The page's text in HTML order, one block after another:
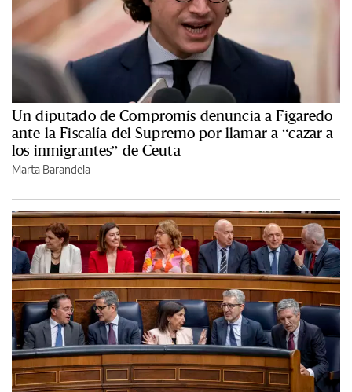
Un diputado de Compromís denuncia a Figaredo
ante la Fiscalía del Supremo por llamar a “cazar a
los inmigrantes” de Ceuta
Marta Barandela